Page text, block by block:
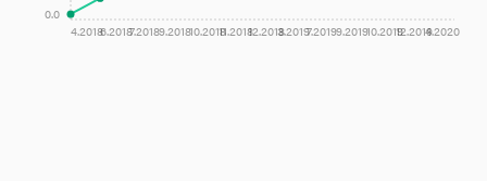
4.20186.20187.20189.201810.201811.201812.20183.20197.20199.201910.201912.20194.2020
0.0